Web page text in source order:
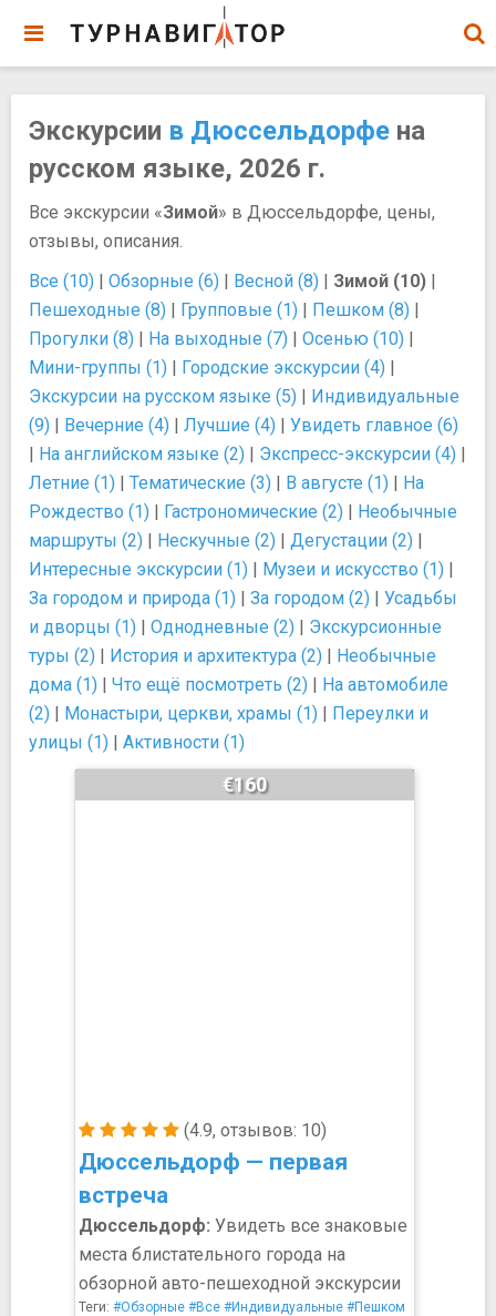
Экскурсии в Дюссельдорфе на
русском языке, 2026 г.
Все экскурсии «Зимой» в Дюссельдорфе, цены,
отзывы, описания.
Все (10) | Обзорные (6) | Весной (8) | Зимой (10) |
Пешеходные (8) | Групповые (1) | Пешком (8) |
Прогулки (8) | На выходные (7) | Осенью (10) |
Мини-группы (1) | Городские экскурсии (4) |
Экскурсии на русском языке (5) | Индивидуальные
(9) | Вечерние (4) | Лучшие (4) | Увидеть главное (6)
| На английском языке (2) | Экспресс-экскурсии (4) |
Летние (1) | Тематические (3) | В августе (1) | На
Рождество (1) | Гастрономические (2) | Необычные
маршруты (2) | Нескучные (2) | Дегустации (2) |
Интересные экскурсии (1) | Музеи и искусство (1) |
За городом и природа (1) | За городом (2) | Усадьбы
и дворцы (1) | Однодневные (2) | Экскурсионные
туры (2) | История и архитектура (2) | Необычные
дома (1) | Что ещё посмотреть (2) | На автомобиле
(2) | Монастыри, церкви, храмы (1) | Переулки и
улицы (1) | Активности (1)
(4.9, отзывов: 10)
Дюссельдорф — первая
встреча
€160
Дюссельдорф: Увидеть все знаковые
места блистательного города на
обзорной авто-пешеходной экскурсии
Теги: #Обзорные #Все #Индивидуальные #Пешком